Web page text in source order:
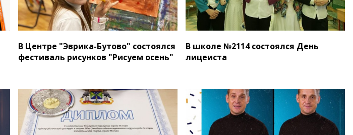
В Центре "Эврика-Бутово" состоялся
фестиваль рисунков "Рисуем осень"
В школе №2114 состоялся День
лицеиста